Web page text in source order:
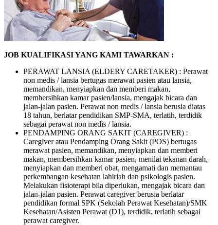
JOB KUALIFIKASI YANG KAMI TAWARKAN :
PERAWAT LANSIA (ELDERY CARETAKER) : Perawat
non medis / lansia bertugas merawat pasien atau lansia,
memandikan, menyiapkan dan memberi makan,
membersihkan kamar pasien/lansia, mengajak bicara dan
jalan-jalan pasien. Perawat non medis / lansia berusia diatas
18 tahun, berlatar pendidikan SMP-SMA, terlatih, terdidik
sebagai perawat non medis / lansia.
PENDAMPING ORANG SAKIT (CAREGIVER) :
Caregiver atau Pendamping Orang Sakit (POS) bertugas
merawat pasien, memandikan, menyiapkan dan memberi
makan, membersihkan kamar pasien, menilai tekanan darah,
menyiapkan dan memberi obat, mengamati dan memantau
perkembangan kesehatan lahiriah dan psikologis pasien.
Melakukan fisioterapi bila diperlukan, mengajak bicara dan
jalan-jalan pasien. Perawat caregiver berusia berlatar
pendidikan formal SPK (Sekolah Perawat Kesehatan)/SMK
Kesehatan/Asisten Perawat (D1), terdidik, terlatih sebagai
perawat caregiver.